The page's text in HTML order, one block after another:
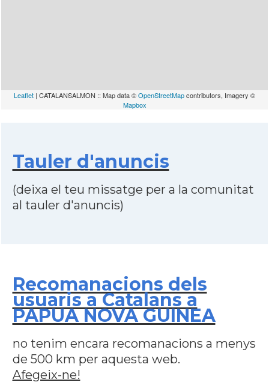
Leaflet | CATALANSALMON :: Map data ©OpenStreetMapcontributors, Imagery ©
Mapbox
Tauler d'anuncis
(deixa el teu missatge per a la comunitat
al tauler d'anuncis)
Recomanacions dels
usuaris a Catalans a
PAPUA NOVA GUINEA
no tenim encara recomanacions a menys
de 500 km per aquesta web.
Afegeix-ne!